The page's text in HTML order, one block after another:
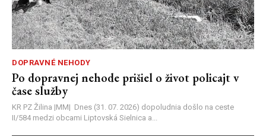
DOPRAVNÉ NEHODY
Po dopravnej nehode prišiel o život policajt v
čase služby
KR PZ Žilina |MM| Dnes (31. 07. 2026) dopoludnia došlo na ceste
II/584 medzi obcami Liptovská Sielnica a...